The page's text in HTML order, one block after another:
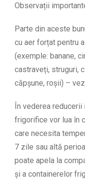
Observații
Parte din aceste
cu aer forțat pentru
(exemple: banane,
castraveți, struguri,
căpșune, roșii) –
În vederea
frigorifice vor lua în
care necesita
7 zile sau altă
poate apela la
și a containerelor